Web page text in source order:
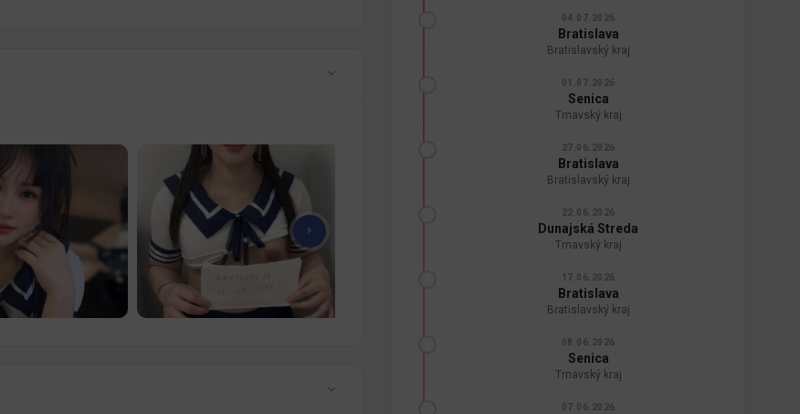
04.07.2026
Bratislava
Bratislavský kraj
01.07.2026
Senica
Trnavský kraj
27.06.2026
Bratislava
Bratislavský kraj
22.06.2026
Dunajská Streda
Trnavský kraj
17.06.2026
Bratislava
Bratislavský kraj
08.06.2026
Senica
Trnavský kraj
07.06.2026